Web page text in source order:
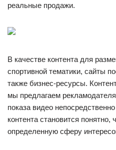
реальные продажи.
В качестве контента для
спортивной тематики, сайты
также бизнес-ресурсы.
мы предлагаем
показа видео
контента становится понятно,
определенную сферу